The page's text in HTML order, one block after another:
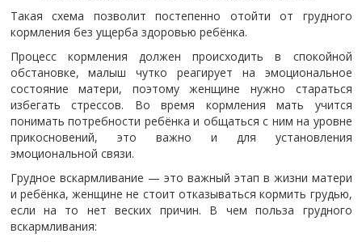
Такая схема позволит постепенно отойти от грудного
кормления без ущерба здоровью ребёнка.
Процесс кормления должен происходить в спокойной
обстановке, малыш чутко реагирует на эмоциональное
состояние матери, поэтому женщине нужно стараться
избегать стрессов. Во время кормления мать учится
понимать потребности ребёнка и общаться с ним на уровне
прикосновений, это важно и для установления
эмоциональной связи.
Грудное вскармливание — это важный этап в жизни матери
и ребёнка, женщине не стоит отказываться кормить грудью,
если на то нет веских причин. В чем польза грудного
вскармливания: